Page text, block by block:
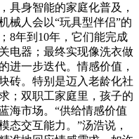
具身智能的家庭化普及，
械人会以“玩具型伴侣”的
8年到10年，它们能完成
电器；最终实现像洗衣做
进一步迭代。情感价值，
砖。特别是迈入老龄化社
；双职工家庭里，孩子的
海市场。“供给情感价值
态交互能力。”汤浩说，